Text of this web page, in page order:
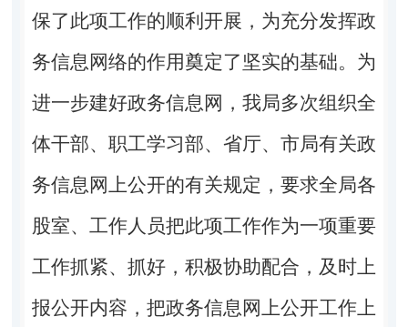
保了此项工作的顺利开展，为充分发挥政
务信息网络的作用奠定了坚实的基础。为
进一步建好政务信息网，我局多次组织全
体干部、职工学习部、省厅、市局有关政
务信息网上公开的有关规定，要求全局各
股室、工作人员把此项工作作为一项重要
工作抓紧、抓好，积极协助配合，及时上
报公开内容，把政务信息网上公开工作上